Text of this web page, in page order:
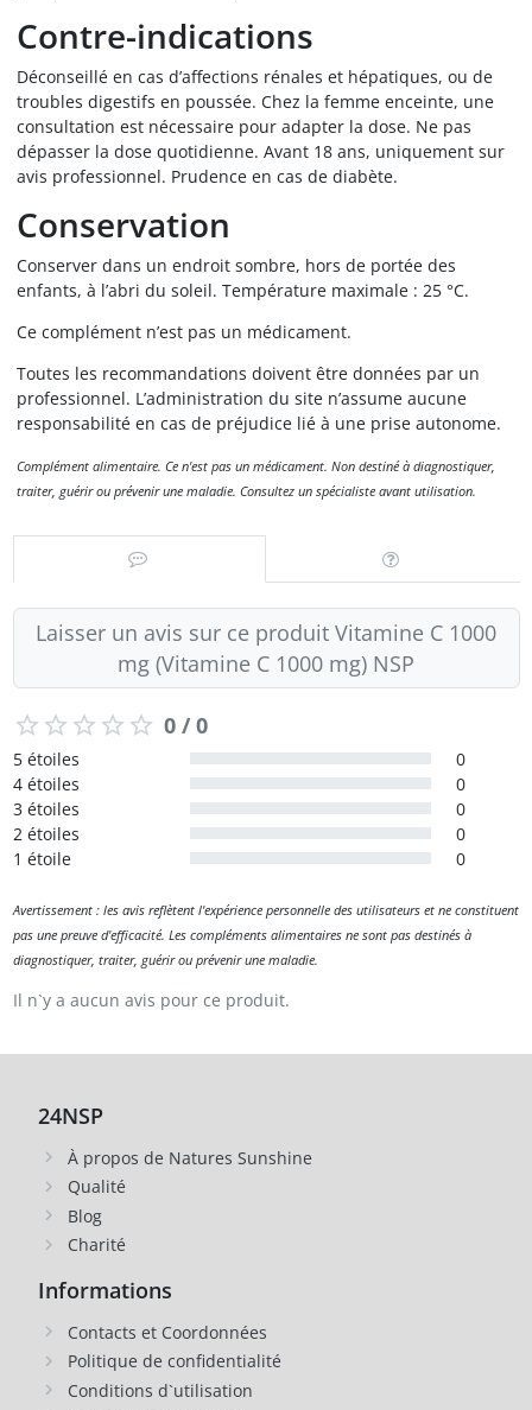
Contre-indications
Déconseillé en cas d’affections rénales et hépatiques, ou de
troubles digestifs en poussée. Chez la femme enceinte, une
consultation est nécessaire pour adapter la dose. Ne pas
dépasser la dose quotidienne. Avant 18 ans, uniquement sur
avis professionnel. Prudence en cas de diabète.
Conservation
Conserver dans un endroit sombre, hors de portée des
enfants, à l’abri du soleil. Température maximale : 25 °C.
Ce complément n’est pas un médicament.
Toutes les recommandations doivent être données par un
professionnel. L’administration du site n’assume aucune
responsabilité en cas de préjudice lié à une prise autonome.
Complément alimentaire. Ce n'est pas un médicament. Non destiné à diagnostiquer,
traiter, guérir ou prévenir une maladie. Consultez un spécialiste avant utilisation.
Laisser un avis sur ce produit Vitamine C 1000
mg (Vitamine C 1000 mg) NSP
0 / 0
5 étoiles
0
4 étoiles
0
3 étoiles
0
2 étoiles
0
1 étoile
0
Avertissement : les avis reflètent l'expérience personnelle des utilisateurs et ne constituent
pas une preuve d'efficacité. Les compléments alimentaires ne sont pas destinés à
diagnostiquer, traiter, guérir ou prévenir une maladie.
Il n`y a aucun avis pour ce produit.
24NSP
À propos de Natures Sunshine
Qualité
Blog
Charité
Informations
Contacts et Coordonnées
Politique de confidentialité
Conditions d`utilisation